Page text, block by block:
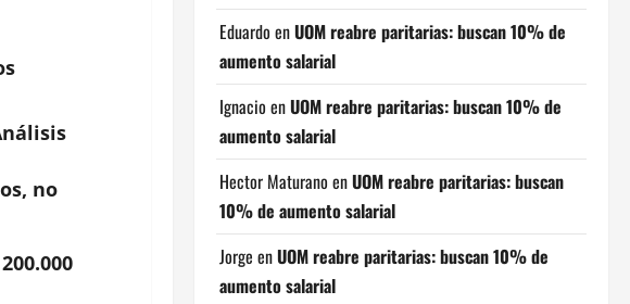
no
Eduardo enUOM reabre paritarias: buscan 10% de
aumento salarial
Ignacio enUOM reabre paritarias: buscan 10% de
aumento salarial
Hector Maturano enUOM reabre paritarias: buscan
10% de aumento salarial
Jorge enUOM reabre paritarias: buscan 10% de
aumento salarial